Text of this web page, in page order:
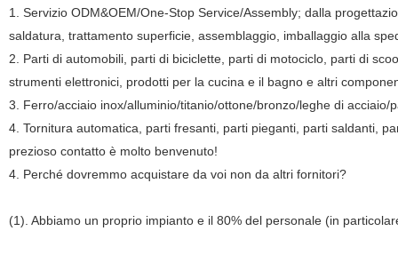
1. Servizio ODM&OEM/One-Stop Service/Assembly; dalla
saldatura, trattamento superficie, assemblaggio, imballaggio alla
2. Parti di automobili, parti di biciclette, parti di motociclo, parti di
strumenti elettronici, prodotti per la cucina e il bagno e altri
3. Ferro/acciaio inox/alluminio/titanio/ottone/bronzo/leghe di
4. Tornitura automatica, parti fresanti, parti pieganti, parti saldanti,
prezioso contatto è molto benvenuto!
4. Perché dovremmo acquistare da voi non da altri fornitori?
(1). Abbiamo un proprio impianto e il 80% del personale (in